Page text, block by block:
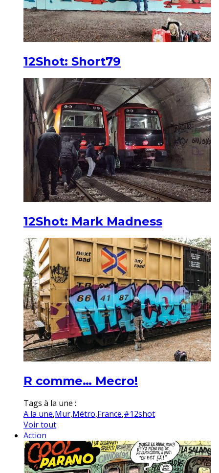
12Shot: Short79
12Shot: Mark Madness
R comme… Mecro!
Tags à la une :
A la une,Mur,Métro,France,#12shot
Voir tout
Action